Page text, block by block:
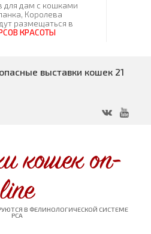
выставки кошек 21
кошек on-
line
В ФЕЛИНОЛОГИЧЕСКОЙ СИСТЕМЕ
PCA